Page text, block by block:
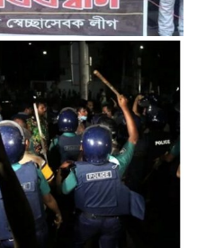
রায় কার্যকরের দাবীতে
লীগ।